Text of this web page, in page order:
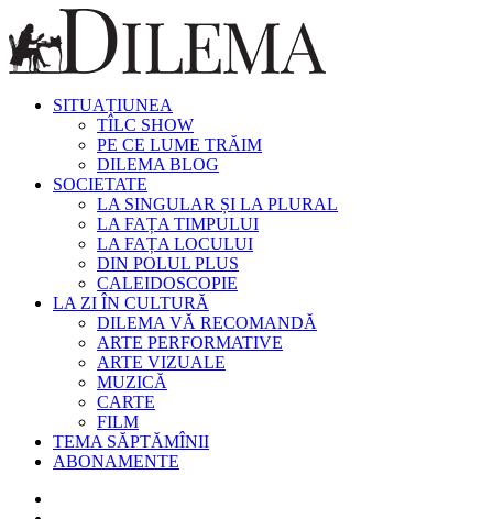
SITUAȚIUNEA
TÎLC SHOW
PE CE LUME TRĂIM
DILEMA BLOG
SOCIETATE
LA SINGULAR ȘI LA PLURAL
LA FAȚA TIMPULUI
LA FAȚA LOCULUI
DIN POLUL PLUS
CALEIDOSCOPIE
LA ZI ÎN CULTURĂ
DILEMA VĂ RECOMANDĂ
ARTE PERFORMATIVE
ARTE VIZUALE
MUZICĂ
CARTE
FILM
TEMA SĂPTĂMÎNII
ABONAMENTE